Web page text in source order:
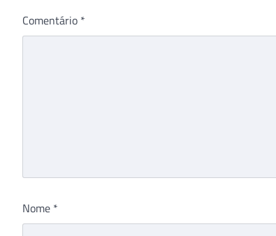
Comentário *
Nome *